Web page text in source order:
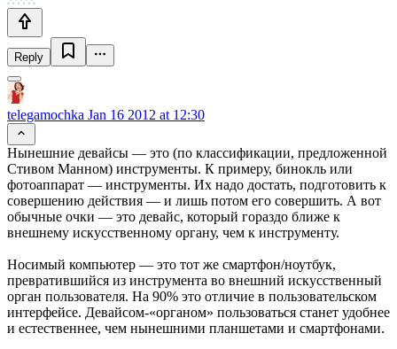
Reply
telegamochka Jan 16 2012 at 12:30
Нынешние девайсы — это (по классификации, предложенной
Стивом Манном) инструменты. К примеру, бинокль или
фотоаппарат — инструменты. Их надо достать, подготовить к
совершению действия — и лишь потом его совершить. А вот
обычные очки — это девайс, который гораздо ближе к
внешнему искусственному органу, чем к инструменту.
Носимый компьютер — это тот же смартфон/ноутбук,
превратившийся из инструмента во внешний искусственный
орган пользователя. На 90% это отличие в пользовательском
интерфейсе. Девайсом-«органом» пользоваться станет удобнее
и естественнее, чем нынешними планшетами и смартфонами.